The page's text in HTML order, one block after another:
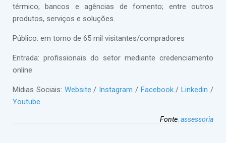
térmico; bancos e agências de fomento; entre outros
produtos, serviços e soluções.
Público: em torno de 65 mil visitantes/compradores
Entrada: profissionais do setor mediante credenciamento
online
Mídias Sociais: Website / Instagram / Facebook/ Linkedin /
Youtube
Fonte:assessoria